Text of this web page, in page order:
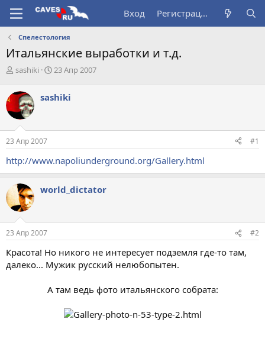
Вход Регистрация
Спелестология
Итальянские выработки и т.д.
А
т
о
р
т
е
м
sashiki
Д
а
ч
а
23 Апр 2007
sashiki
23 Апр 2007 #1
http://www.napoliunderground.org/Gallery.html
world_dictator
23 Апр 2007 #2
Красота! Но никого не интересует подземля где-то там,
далеко... Мужик русский нелюбопытен.
А там ведь фото итальянского собрата: